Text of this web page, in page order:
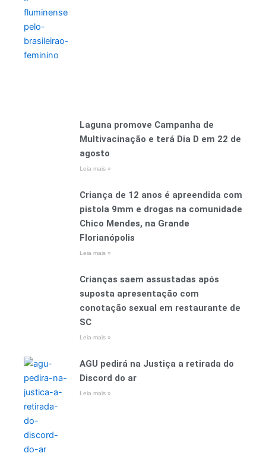
Laguna promove Campanha de
Multivacinação e terá Dia D em 22 de
agosto
Leia mais »
Criança de 12 anos é apreendida com
pistola 9mm e drogas na comunidade
Chico Mendes, na Grande
Florianópolis
Leia mais »
Crianças saem assustadas após
suposta apresentação com
conotação sexual em restaurante de
SC
Leia mais »
AGU pedirá na Justiça a retirada do
Discord do ar
Leia mais »